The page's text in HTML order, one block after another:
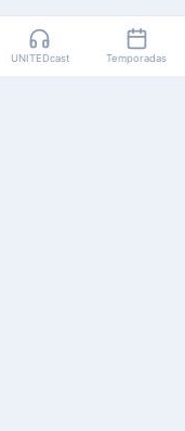
UNITEDcast Temporadas